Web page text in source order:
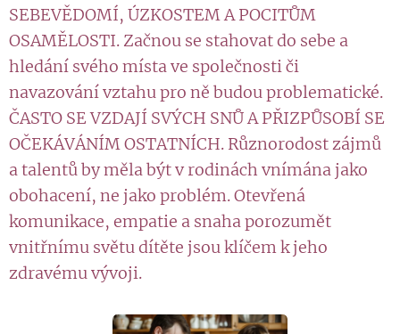
SEBEVĚDOMÍ, ÚZKOSTEM A POCITŮM
OSAMĚLOSTI. Začnou se stahovat do sebe a
hledání svého místa ve společnosti či
navazování vztahu pro ně budou problematické.
ČASTO SE VZDAJÍ SVÝCH SNŮ A PŘIZPŮSOBÍ SE
OČEKÁVÁNÍM OSTATNÍCH. Různorodost zájmů
a talentů by měla být v rodinách vnímána jako
obohacení, ne jako problém. Otevřená
komunikace, empatie a snaha porozumět
vnitřnímu světu dítěte jsou klíčem k jeho
zdravému vývoji.